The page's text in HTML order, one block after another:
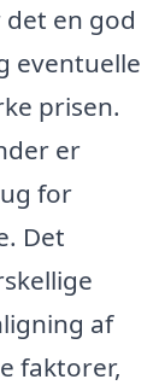
en god
eventuelle
prisen.
er
for
Det
af
faktorer,